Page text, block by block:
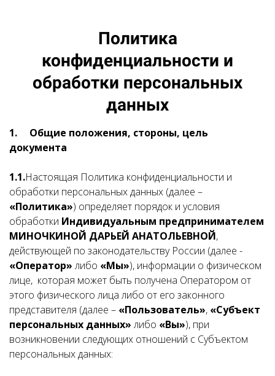
Политика
конфиденциальности и
обработки персональных
данных
1. Общие положения, стороны, цель
документа
1.1.Настоящая Политика конфиденциальности и
обработки персональных данных (далее –
«Политика») определяет порядок и условия
обработки Индивидуальным предпринимателем
МИНОЧКИНОЙ ДАРЬЕЙ АНАТОЛЬЕВНОЙ,
действующей по законодательству России (далее -
«Оператор» либо «Мы»), информации о физическом
лице, которая может быть получена Оператором от
этого физического лица либо от его законного
представителя (далее – «Пользователь», «Субъект
персональных данных» либо «Вы»), при
возникновении следующих отношений с Субъектом
персональных данных: